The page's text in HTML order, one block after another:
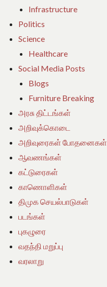
Infrastructure
Politics
Science
Healthcare
Social Media Posts
Blogs
Furniture Breaking
அரசு திட்டங்கள்
அறிவுக்கொடை
அறிவுரைகள் போதனைகள்
ஆவணங்கள்
கட்டுரைகள்
காணொளிகள்
திமுக செயல்பாடுகள்
படங்கள்
புகழுரை
வதந்தி மறுப்பு
வரலாறு